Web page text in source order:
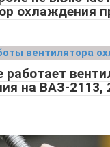
охлаждения
работает
на ВАЗ-2113,